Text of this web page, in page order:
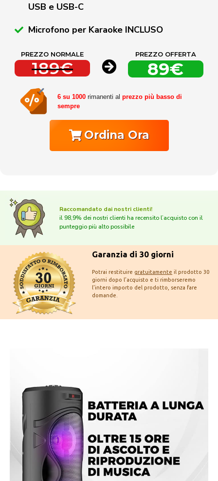
USB e USB-C
Microfono per Karaoke INCLUSO
PREZZO NORMALE
189€
PREZZO OFFERTA
89€
6 su 1000 rimanenti al prezzo più basso di
sempre
Ordina Ora
Raccomandato dai nostri clienti!
il 98,9% dei nostri clienti ha recensito l’acquisto con il
punteggio più alto possibile
Garanzia di 30 giorni
Potrai restituire gratuitamente il prodotto 30
giorni dopo l’acquisto e ti rimborseremo
l’intero importo del prodotto, senza fare
domande.